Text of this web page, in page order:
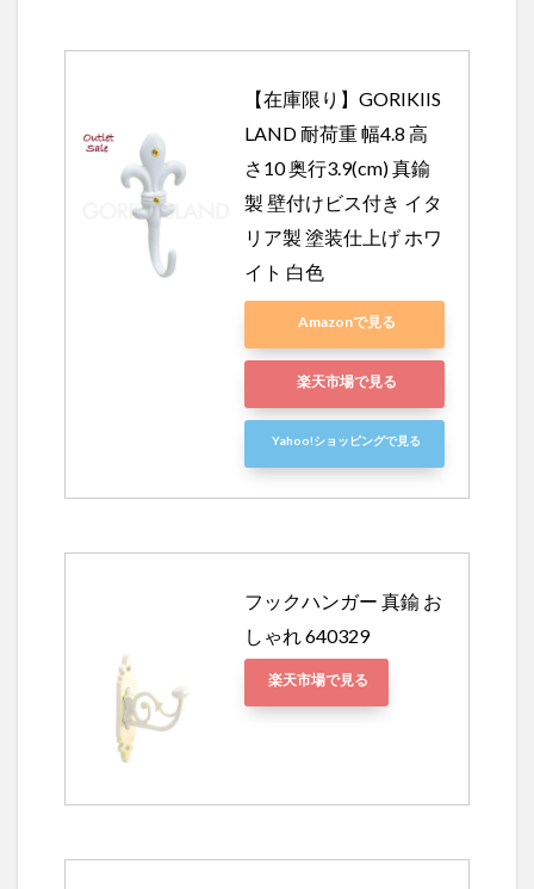
【在庫限り】GORIKIIS
LAND 耐荷重 幅4.8 高
さ10 奥行3.9(cm) 真鍮
製 壁付けビス付き イタ
リア製 塗装仕上げ ホワ
イト 白色
Amazonで見る
楽天市場で見る
Yahoo!ショッピングで見る
フックハンガー 真鍮 お
しゃれ 640329
楽天市場で見る